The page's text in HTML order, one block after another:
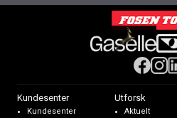
Kundesenter
Kundesenter
Utforsk
Aktuelt